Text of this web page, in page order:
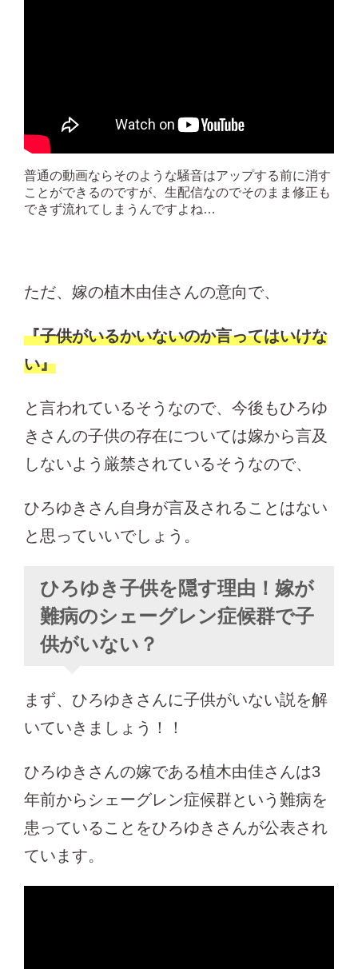
普通の動画ならそのような騒音はアップする前に消す
ことができるのですが、生配信なのでそのまま修正も
できず流れてしまうんですよね…
ただ、嫁の植木由佳さんの意向で、
『子供がいるかいないのか言ってはいけな
い』
と言われているそうなので、今後もひろゆ
きさんの子供の存在については嫁から言及
しないよう厳禁されているそうなので、
ひろゆきさん自身が言及されることはない
と思っていいでしょう。
ひろゆき子供を隠す理由！嫁が
難病のシェーグレン症候群で子
供がいない？
まず、ひろゆきさんに子供がいない説を解
いていきましょう！！
ひろゆきさんの嫁である植木由佳さんは3
年前からシェーグレン症候群という難病を
患っていることをひろゆきさんが公表され
ています。